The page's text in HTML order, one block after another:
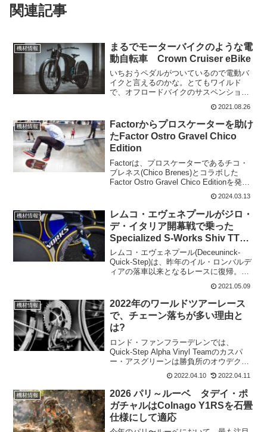
関連記事
機材情報
まるでモーターバイクのような電
動自転車 Crown Cruiser eBike
いちおうペダルがついているので電動バ
イクと言えるのかな。とてもワイルド
で、オフロードバイクのサスペンション
とスリッカータイヤ、当然モーターもつ
いていて、リラックスした直立のライデ
ィングポジションが取れるようになって
いる。少し先の未来では、こ...
2021.08.26
機材情報
Factorからプロスケーターを助け
たFactor Ostro Gravel Chico
Edition
Factorは、プロスケーターであるチコ・
ブレネス(Chico Brenes)とコラボした
Factor Ostro Gravel Chico Editionを発表
した。チコ・ブレネスは、幼い頃、戦争
で荒廃したニカラグアからアメリカに移
住して...
2024.03.13
機材情報
レムコ・エヴェネプールがジロ・
デ・イタリア開幕戦で乗った
Specialized S-Works Shiv TT
Disc
レムコ・エヴェネプール(Deceuninck-
Quick-Step)は、昨年のイル・ロンバルデ
ィアの落車以来となるレースに復帰。調
整レースなしで、ジロ・デ・イタリアに
参戦。第1ステージが注目されたが、結果
は本人も驚く7位という好成績。レムコ...
2021.05.09
機材情報
2022年のワールドツアーレース
で、チェーン落ちが多い理由と
は?
ロンド・ファンフラーデレンでは、
Quick-Step Alpha Vinyl Teamのカスパ
ー・アスグリーンは勝負所のオウデクワ
レモントの登りでチェーンが落ちて脱落
している。さらに、ヘント〜ウェヴェル
ヘムでも、わずか25kmの区間で5人の...
2022.04.10 2022.04.11
機材情報
2026 パリ～ルーベ タデイ・ポ
ガチャルはColnago Y1RSを石畳
仕様にして適応